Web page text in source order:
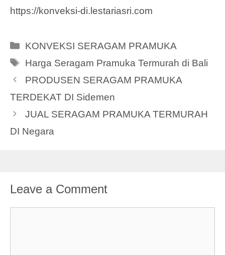
https://konveksi-di.lestariasri.com
Categories
KONVEKSI SERAGAM PRAMUKA
Tags
Harga Seragam Pramuka Termurah di Bali
PRODUSEN SERAGAM PRAMUKA
TERDEKAT DI Sidemen
JUAL SERAGAM PRAMUKA TERMURAH
DI Negara
Leave a Comment